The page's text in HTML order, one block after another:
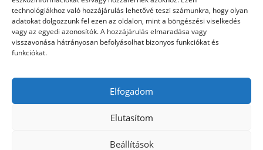
technológiákhoz való hozzájárulás lehetővé teszi számunkra, hogy olyan
adatokat dolgozzunk fel ezen az oldalon, mint a böngészési viselkedés
vagy az egyedi azonosítók. A hozzájárulás elmaradása vagy
visszavonása hátrányosan befolyásolhat bizonyos funkciókat és
funkciókat.
Elfogadom
Elutasítom
Beállítások
KÖVESSEN MINKET A FACEBOOKON IS!